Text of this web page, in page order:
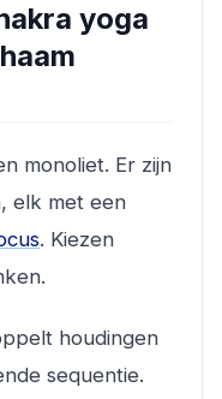
yoga
monoliet. Er zijn
elk met een
. Kiezen
houdingen
sequentie.